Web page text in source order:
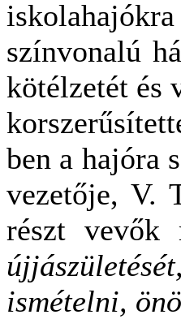
színvonalú
kötélzetét és
ben a hajóra
vezetője, V.
részt
ismételni,